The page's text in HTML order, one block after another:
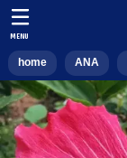
home ANA
MENU